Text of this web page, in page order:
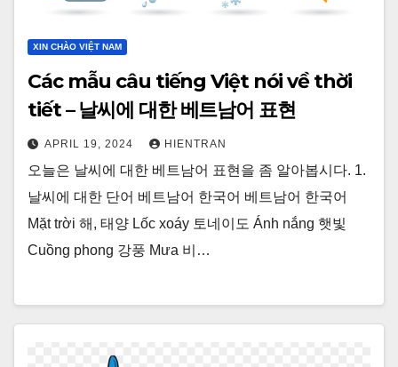
XIN CHÀO VIỆT NAM
Các mẫu câu tiếng Việt nói về thời
tiết – 날씨에 대한 베트남어 표현
APRIL 19, 2024 HIENTRAN
오늘은 날씨에 대한 베트남어 표현을 좀 알아봅시다. 1.
날씨에 대한 단어 베트남어 한국어 베트남어 한국어
Mặt trời 해, 태양 Lốc xoáy 토네이도 Ánh nắng 햇빛
Cuồng phong 강풍 Mưa 비…